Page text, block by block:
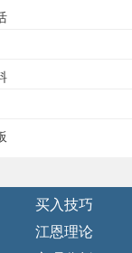
买入技巧
江恩理论